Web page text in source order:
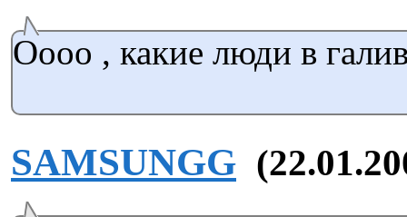
Оооо , какие люди в
SAMSUNGG